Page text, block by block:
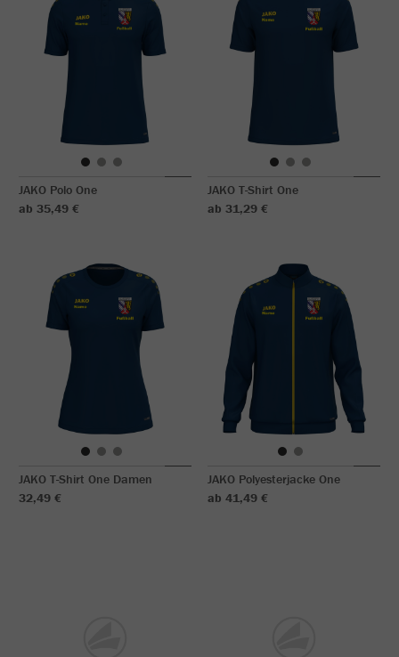
JAKO Polo One
ab 35,49 €
JAKO T-Shirt One
ab 31,29 €
JAKO T-Shirt One Damen
32,49 €
JAKO Polyesterjacke One
ab 41,49 €